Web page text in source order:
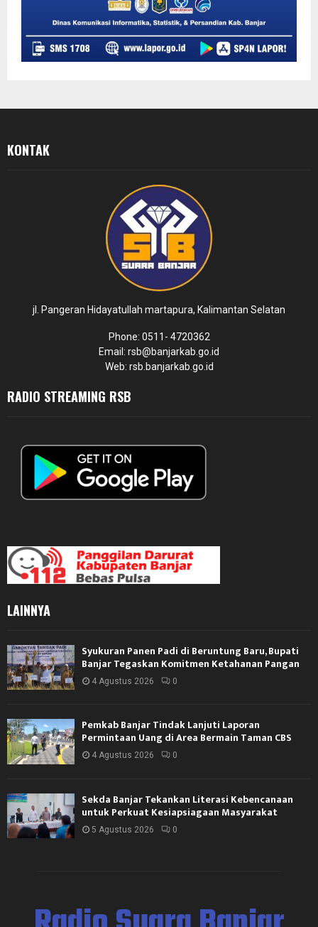
KONTAK
jl. Pangeran Hidayatullah martapura, Kalimantan Selatan
Phone: 0511- 4720362
Email: rsb@banjarkab.go.id
Web: rsb.banjarkab.go.id
RADIO STREAMING RSB
LAINNYA
Syukuran Panen Padi di Beruntung Baru, Bupati
Banjar Tegaskan Komitmen Ketahanan Pangan
4 Agustus 2026 0
Pemkab Banjar Tindak Lanjuti Laporan
Permintaan Uang di Area Bermain Taman CBS
4 Agustus 2026 0
Sekda Banjar Tekankan Literasi Kebencanaan
untuk Perkuat Kesiapsiagaan Masyarakat
5 Agustus 2026 0